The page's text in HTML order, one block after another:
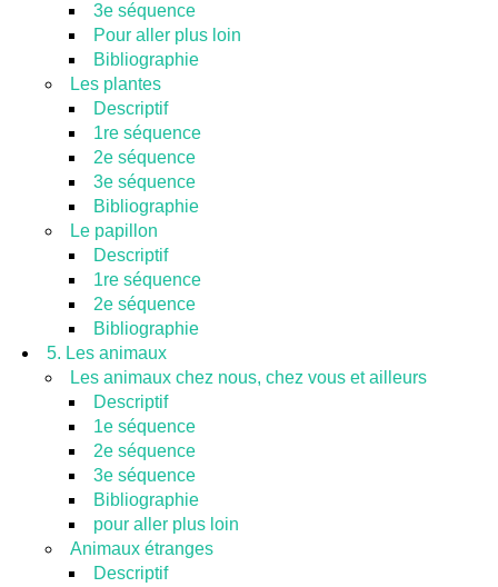
3e séquence
Pour aller plus loin
Bibliographie
Les plantes
Descriptif
1re séquence
2e séquence
3e séquence
Bibliographie
Le papillon
Descriptif
1re séquence
2e séquence
Bibliographie
5. Les animaux
Les animaux chez nous, chez vous et ailleurs
Descriptif
1e séquence
2e séquence
3e séquence
Bibliographie
pour aller plus loin
Animaux étranges
Descriptif